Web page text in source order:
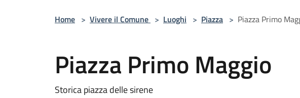
Home > Vivere il Comune > Luoghi > Piazza > Piazza Primo
Piazza Primo Maggio
Storica piazza delle sirene